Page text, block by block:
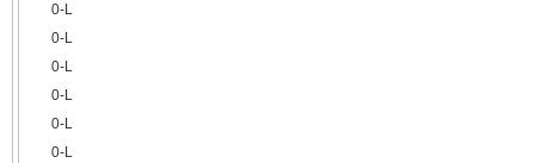
0‑L
0‑L
0‑L
0‑L
0‑L
0‑L